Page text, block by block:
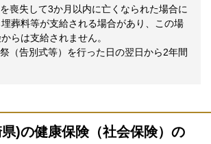
喪失して3か月以内に亡くなられた場合に
葬料等が支給される場合があり、この場
らは支給されません。
（告別式等）を行った日の翌日から2年間
)の健康保険（社会保険）の